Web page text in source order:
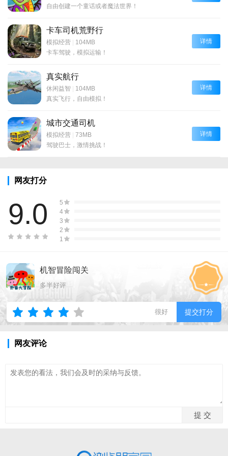
自由创建一个童话或者魔法世界！
卡车司机荒野行
模拟经营 | 104MB
卡车驾驶，模拟运输！
详情
真实航行
休闲益智 | 104MB
真实飞行，自由模拟！
详情
城市交通司机
模拟经营 | 73MB
驾驶巴士，激情挑战！
详情
网友打分
9.0
5
4
3
2
1
机智冒险闯关
多半好评
很好 提交打分
网友评论